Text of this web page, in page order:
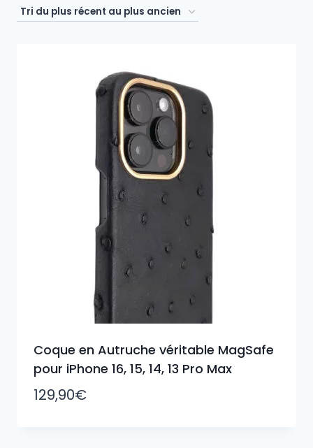
du
au
plus
ancien
Coque en Autruche véritable MagSafe
pour iPhone 16, 15, 14, 13 Pro Max
129,90€